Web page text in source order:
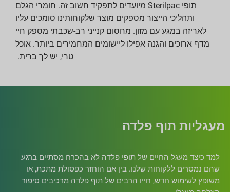
תופי Sterilpac מיועדים לתפקיד חשוב זה. חומרי הגלם
ותהליכי הייצור מספקים מוצר שלקוחותינו סומכים עליו
לאריזה במגע עם מזון. מחסום קנייני רב-שכבתי מספק חיי
מדף ארוכים והגנה אפילו ליישומים המחמירים ביותר. אוכל
טרי, יש לך ברית.
מעגליות תוף פלדה
למד כיצד מעגל החיים של תופי פלדה לא בהכרח מסתיים ברגע
שהם נמסרים ללקוחות שלנו. בין אם הוחזר כפסולת מתכת, או
משופץ לשימוש חדש, חייו הרבים של תוף פלדה מרכיבים סיפור